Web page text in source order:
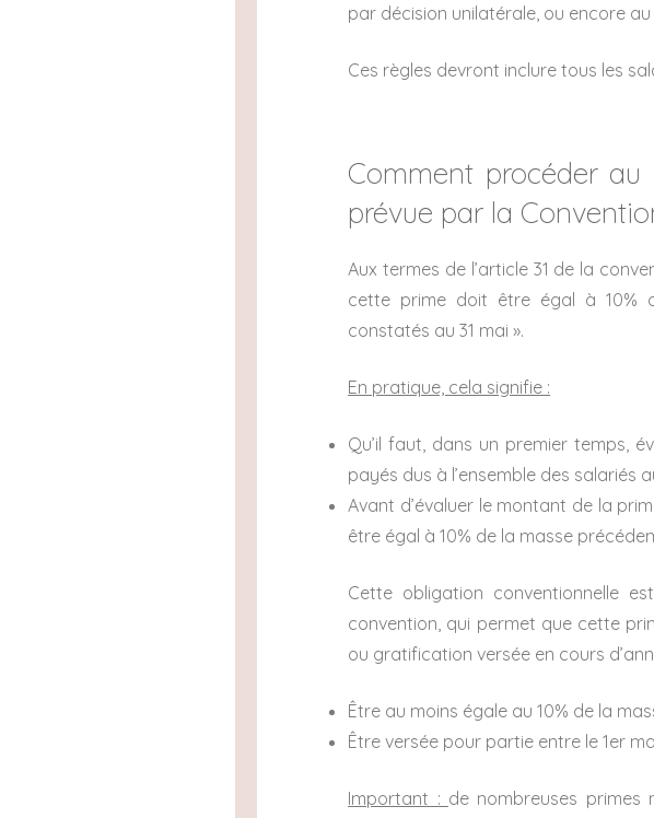
par décision unilatérale, ou encore
Ces règles devront inclure tous les
Comment procéder
prévue par la
Aux termes de l’article 31 de la
cette prime doit être égal à 10%
constatés au 31 mai ».
En pratique, cela signifie :
Qu’il faut, dans un premier temps,
payés dus à l’ensemble des salariés
Avant d’évaluer le montant de la
être égal à 10% de la masse
Cette obligation conventionnelle
convention, qui permet que cette
ou gratification versée en cours
Être au moins égale au 10% de la
Être versée pour partie entre le 1er
Important : de nombreuses